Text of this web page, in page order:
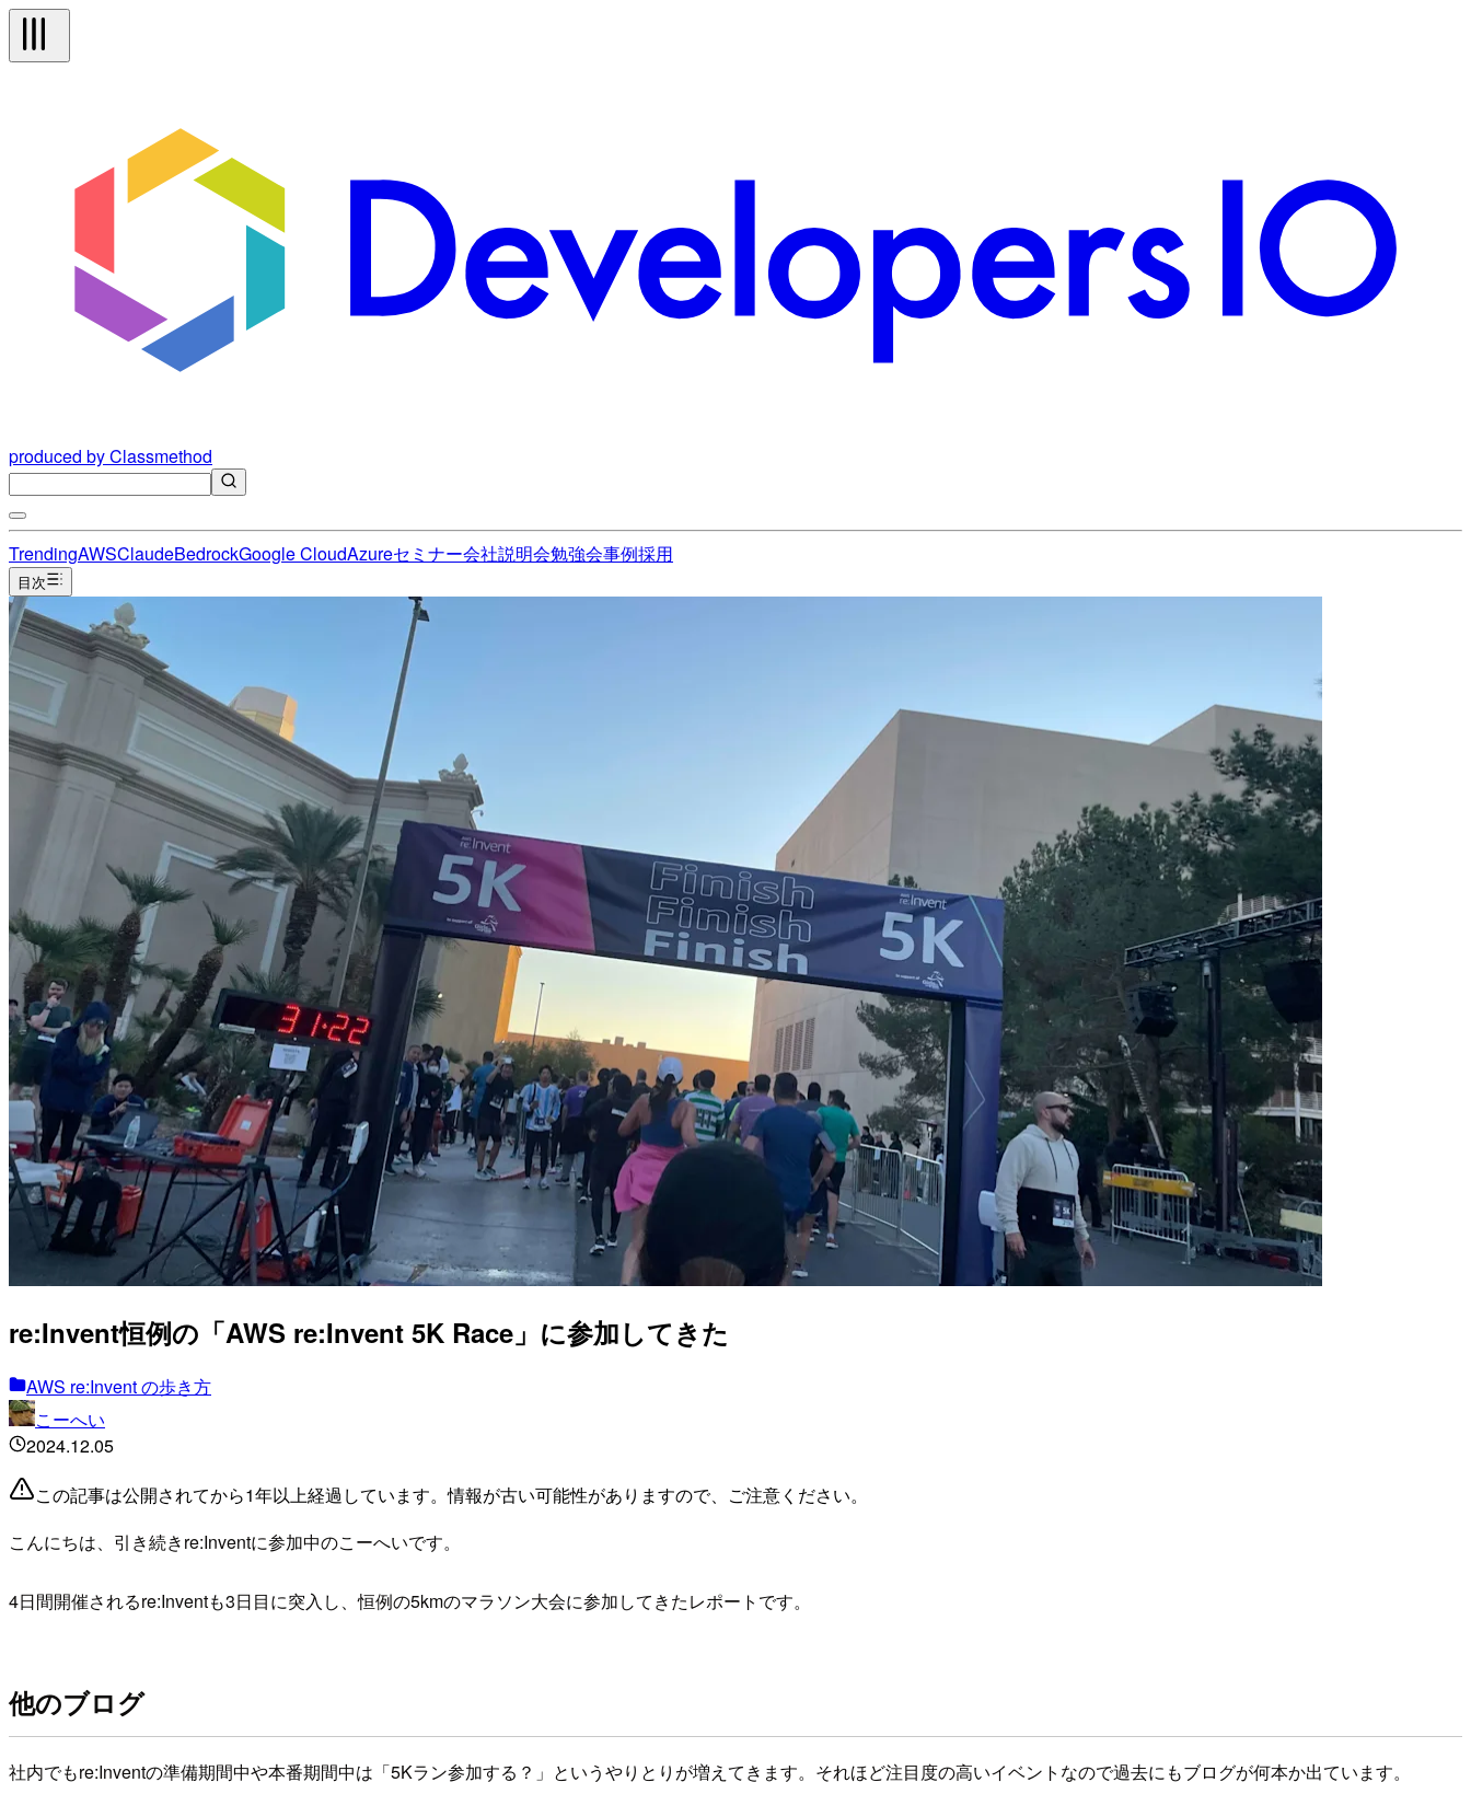
produced by Classmethod
TrendingAWSClaudeBedrockGoogle CloudAzureセミナー会社説明会勉強会事例採用
目次
re:Invent恒例の「AWS re:Invent 5K Race」に参加してきた
AWS re:Invent の歩き方
こーへい
2024.12.05
この記事は公開されてから1年以上経過しています。情報が古い可能性がありますので、ご注意ください。
こんにちは、引き続きre:Inventに参加中のこーへいです。
4日間開催されるre:Inventも3日目に突入し、恒例の5kmのマラソン大会に参加してきたレポートです。
他のブログ
社内でもre:Inventの準備期間中や本番期間中は「5Kラン参加する？」というやりとりが増えてきます。それほど注目度の高いイベントなので過去にもブログが何本か出ています。